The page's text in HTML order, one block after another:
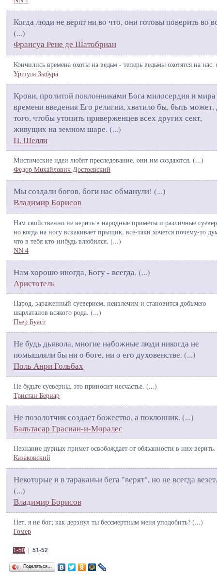
Когда люди не верят ни во что, они готовы поверить во
(...)
Франсуа Рене де Шатобриан
Кончились времена охоты на ведьм - теперь ведьмы охотятся на нас.
Уршула Зыбура
Крови, пролитой поклонниками Бога милосердия и
времени введения Его религии, хватило бы, быть может,
того, чтобы утопить приверженцев всех других сект,
живущих на земном шаре. (...)
П. Шелли
Мистические идеи любят преследование, они им создаются. (...)
Федор Мuхайлович Достоевский
Мы создали богов, боги нас обманули! (...)
Владимир Борисов
Нам свойственно не верить в народные приметы и различные
но когда на носу вскакивает прыщик, все-таки хочется почему-то
что в тебя кто-нибудь влюбился. (...)
NN 4
Нам хорошо иногда, Богу - всегда. (...)
Аристотель
Народ, зараженный суеверием, неизлечим и становится добычею
шарлатанов всякого рода. (...)
Пьер Буаст
Не будь дьявола, многие набожные люди никогда не
помышляли бы ни о боге, ни о его духовенстве. (...)
Поль Анри Гольбах
Не будьте суеверны, это приносит несчастье. (...)
Тристан Бернар
Не позолотчик создает божество, а поклонник. (...)
Балътасар Грасиан-и-Моралес
Незнание дурных примет освобождает от обязанности в них
Казаковский
Некоторые и в тараканьи бега "верят", но не всегда
(...)
Владимир Борисов
Нет, я не бог; как дерзнул ты бессмертным меня уподобить? (...)
Гомер
1-50| 51-52
Поделиться…